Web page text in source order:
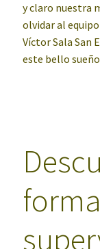
y claro nuestra
olvidar al
Víctor Sala San
este bello